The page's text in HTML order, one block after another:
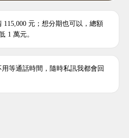
115,000 元；想分期也可以，總額
1 萬元。
等通話時間，隨時私訊我都會回